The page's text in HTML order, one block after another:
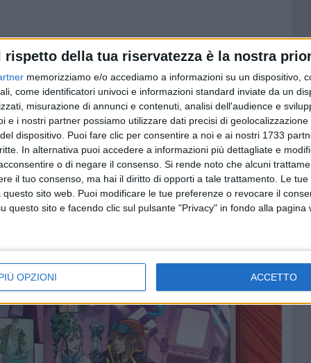
rispetto della tua riservatezza è la nostra
memorizziamo e/o accediamo a informazioni su un dispositivo,
come identificatori univoci e informazioni standard inviate da un
misurazione di annunci e contenuti, analisi dell'audience e
e i nostri partner possiamo utilizzare dati precisi di
dispositivo. Puoi fare clic per consentire a noi e ai nostri 1733
In alternativa puoi accedere a informazioni più dettagliate e
o di negare il consenso. Si rende noto che alcuni
il tuo consenso, ma hai il diritto di opporti a tale trattamento. Le
sito web. Puoi modificare le tue preferenze o revocare il
questo sito e facendo clic sul pulsante "Privacy" in fondo alla pagina
OPZIONI ACCETTO
storia insieme al co-fondatore e presidente di Sumerian
for Destruction" è un crudo sogno febbrile neon-noir,
cui la ribellione non è solo atteggiamento, è
nota."È Axl come non l'avete mai visto prima, in
di Frank Mazzoli ("Dune: Edge Of A Crysknife" ,
Antro ( "Hell Is Us" , "The Offspring: Come Out And
Psycho" ). La serie fonde la costruzione di un
che ha caratterizzato Axl Rose per decenni.